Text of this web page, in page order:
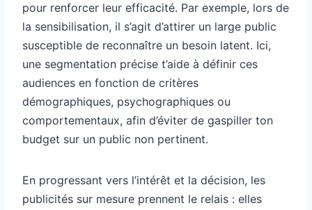
pour renforcer leur efficacité. Par exemple, lors de
la sensibilisation, il s’agit d’attirer un large public
susceptible de reconnaître un besoin latent. Ici,
une segmentation précise t’aide à définir ces
audiences en fonction de critères
démographiques, psychographiques ou
comportementaux, afin d’éviter de gaspiller ton
budget sur un public non pertinent.
En progressant vers l’intérêt et la décision, les
publicités sur mesure prennent le relais : elles